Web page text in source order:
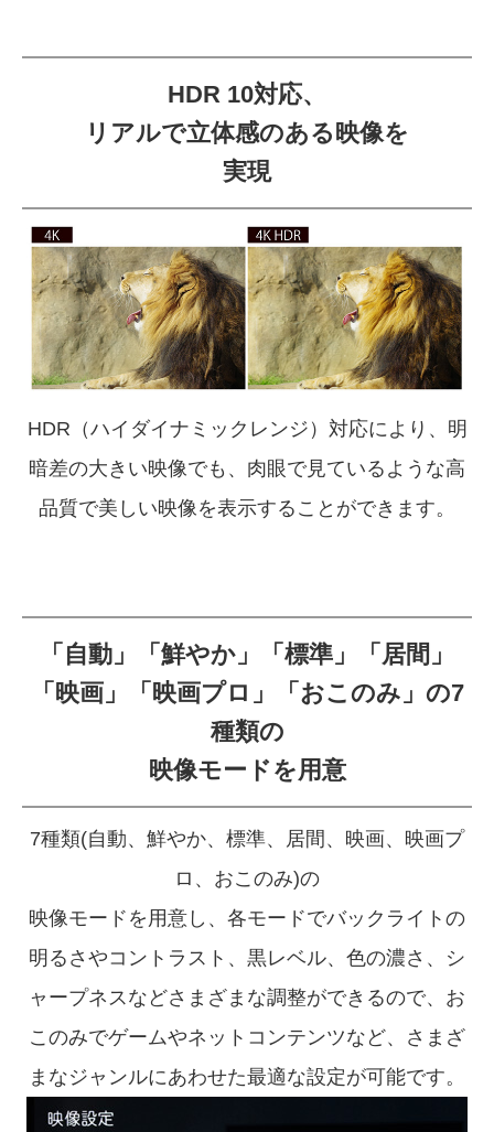
HDR 10対応、
リアルで立体感のある映像を
実現
HDR（ハイダイナミックレンジ）対応により、 明
暗差の大きい映像でも、 肉眼で見ているような高
品質で美しい映像を表示することができます。
「自動」「鮮やか」「標準」「居間」
「映画」「映画プロ」
「おこのみ」の7
種類の
映像モードを用意
7種類(自動、鮮やか、標準、居間、映画、映画プ
ロ、おこのみ)の
映像モードを用意し、 各モードでバックライトの
明るさやコントラスト、 黒レベル、色の濃さ、シ
ャープネスなどさまざまな調整ができるので、 お
このみでゲームやネットコンテンツなど、 さまざ
まなジャンルにあわせた最適な設定が可能です。